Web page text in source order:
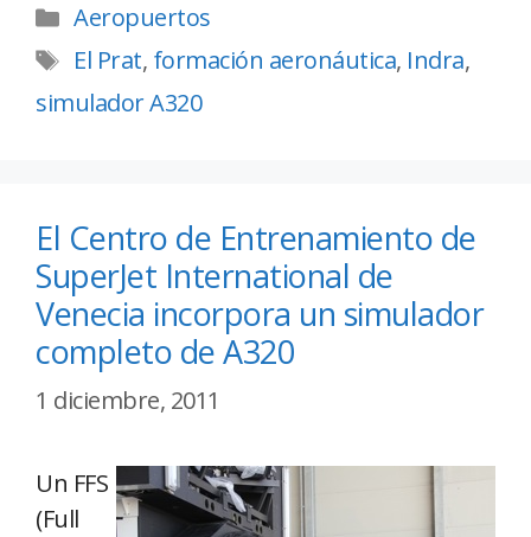
Aeropuertos
El Prat, formación aeronáutica, Indra,
simulador A320
El Centro de Entrenamiento de
SuperJet International de
Venecia incorpora un simulador
completo de A320
1 diciembre, 2011
Un FFS
(Full